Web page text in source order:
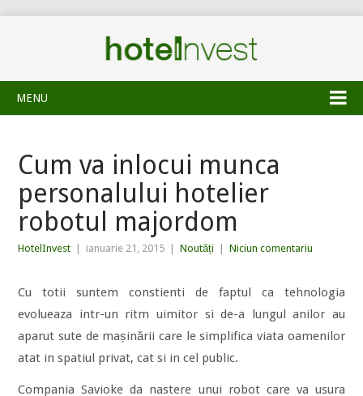
MENU
Cum va inlocui munca
personalului hotelier
robotul majordom
HotelInvest ianuarie 21, 2015 Noutăți Niciun comentariu
Cu totii suntem constienti de faptul ca tehnologia
evolueaza intr-un ritm uimitor si de-a lungul anilor au
aparut sute de mașinării care le simplifica viata oamenilor
atat in spatiul privat, cat si in cel public.
Compania Savioke da nastere unui robot care va usura